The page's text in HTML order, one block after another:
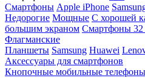
Смартфоны Apple iPhone
Недорогие Мощные С хорошей
большим экраном Смартфоны 32
Флагманские
Планшеты Samsung Huawei
Аксессуары для смартфонов
Кнопочные мобильные телефоны